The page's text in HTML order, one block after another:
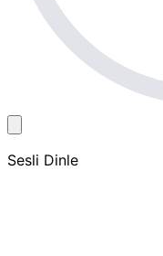
Sesli Dinle